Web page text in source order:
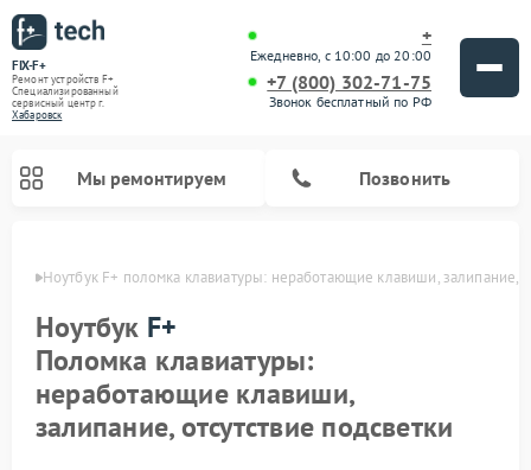
FIX-F+
Ремонт устройств F+
Специализированный
cервисный центр г.
Хабаровск
+
Ежедневно, с 10:00 до 20:00
+7 (800) 302-71-75
Звонок бесплатный по РФ
Мы ремонтируем Позвонить
Ноутбук F+ поломка клавиатуры: неработающие клавиши, залипание,
Ноутбук F+
Поломка клавиатуры:
неработающие клавиши,
залипание, отсутствие подсветки